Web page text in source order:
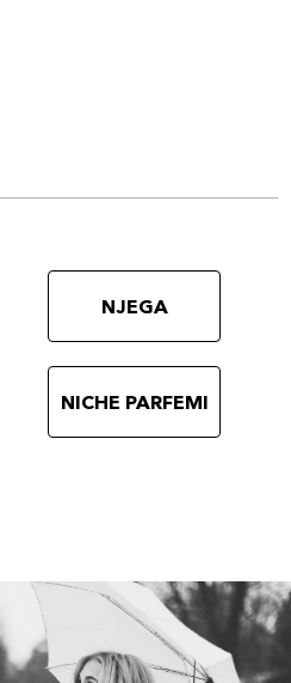
NJEGA
NICHE PARFEMI